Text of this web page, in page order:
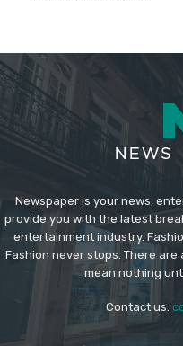
Newspaper is your news,
provide you with the latest
entertainment industry.
Fashion never stops. There
mean nothing
Contact us: